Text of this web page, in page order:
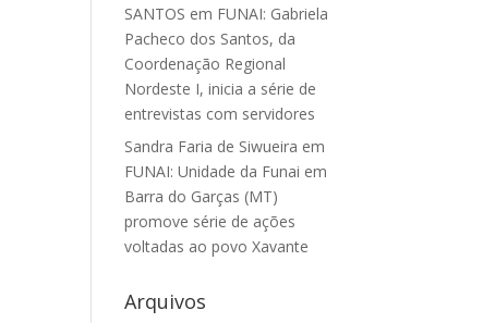
SANTOS em FUNAI: Gabriela
Pacheco dos Santos, da
Coordenação Regional
Nordeste I, inicia a série de
entrevistas com servidores
Sandra Faria de Siwueira em
FUNAI: Unidade da Funai em
Barra do Garças (MT)
promove série de ações
voltadas ao povo Xavante
Arquivos